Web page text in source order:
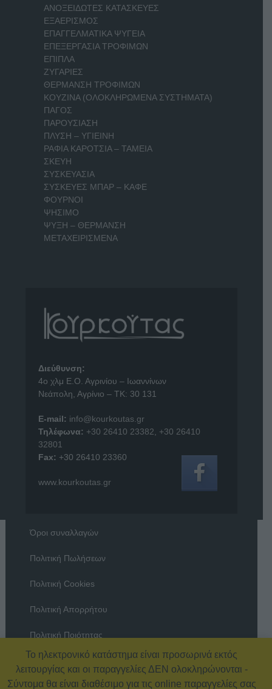
ΑΝΟΞΕΙΔΩΤΕΣ ΚΑΤΑΣΚΕΥΕΣ
ΕΞΑΕΡΙΣΜΟΣ
ΕΠΑΓΓΕΛΜΑΤΙΚΑ ΨΥΓΕΙΑ
ΕΠΕΞΕΡΓΑΣΙΑ ΤΡΟΦΙΜΩΝ
ΕΠΙΠΛΑ
ΖΥΓΑΡΙΕΣ
ΘΕΡΜΑΝΣΗ ΤΡΟΦΙΜΩΝ
ΚΟΥΖΙΝΑ (ΟΛΟΚΛΗΡΩΜΕΝΑ ΣΥΣΤΗΜΑΤΑ)
ΠΑΓΟΣ
ΠΑΡΟΥΣΙΑΣΗ
ΠΛΥΣΗ – ΥΓΙΕΙΝΗ
ΡΑΦΙΑ ΚΑΡΟΤΣΙΑ – ΤΑΜΕΙΑ
ΣΚΕΥΗ
ΣΥΣΚΕΥΑΣΙΑ
ΣΥΣΚΕΥΕΣ ΜΠΑΡ – ΚΑΦΕ
ΦΟΥΡΝΟΙ
ΨΗΣΙΜΟ
ΨΥΞΗ – ΘΕΡΜΑΝΣΗ
ΜΕΤΑΧΕΙΡΙΣΜΕΝΑ
Διεύθυνση:
4o χλμ Ε.Ο. Αγρινίου – Ιωαννίνων
Νεάπολη, Αγρίνιο – ΤΚ: 30 131
E-mail: info@kourkoutas.gr
Τηλέφωνα: +30 26410 23382
+30 26410
32801
Fax: +30 26410 23360
www.kourkoutas.gr
Όροι συναλλαγών
Πολιτική Πωλήσεων
Πολιτική Cookies
Πολιτική Απορρήτου
Πολιτική Ποιότητας
Όροι χρήσης
Το ηλεκτρονικό κατάστημα είναι προσωρινά εκτός
λειτουργίας και οι παραγγελίες ΔΕΝ ολοκληρώνονται -
Σύντομα θα είναι διαθέσιμο για τις online παραγγελίες σας